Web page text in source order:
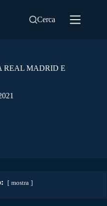
Cerca
REAL MADRID E
mostra